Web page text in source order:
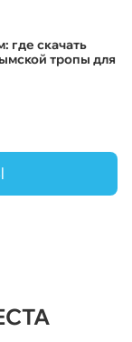
где скачать
тропы для